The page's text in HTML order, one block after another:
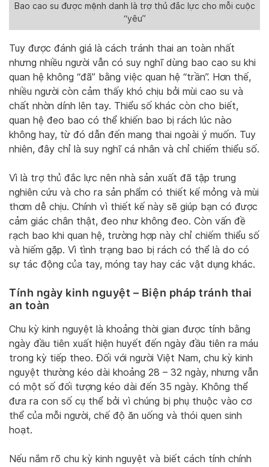
Bao cao su được mệnh danh là trợ thủ đắc lực cho mỗi cuộc
“yêu”
Tuy được đánh giá là cách tránh thai an toàn nhất
nhưng nhiều người vẫn có suy nghĩ dùng bao cao su khi
quan hệ không “đã” bằng việc quan hệ “trần”. Hơn thế,
nhiều người còn cảm thấy khó chịu bởi mùi cao su và
chất nhờn dính lên tay. Thiểu số khác còn cho biết,
quan hệ đeo bao có thể khiến bao bị rách lúc nào
không hay, từ đó dẫn đến mang thai ngoài ý muốn. Tuy
nhiên, đây chỉ là suy nghĩ cá nhân và chỉ chiếm thiểu số.
Vì là trợ thủ đắc lực nên nhà sản xuất đã tập trung
nghiên cứu và cho ra sản phẩm có thiết kế mỏng và mùi
thơm dễ chịu. Chính vì thiết kế này sẽ giúp bạn có được
cảm giác chân thật, đeo như không đeo. Còn vấn đề
rạch bao khi quan hệ, trường hợp này chỉ chiếm thiểu số
và hiếm gặp. Vì tình trạng bao bị rách có thể là do có
sự tác động của tay, móng tay hay các vật dụng khác.
Tính ngày kinh nguyệt – Biện pháp tránh thai
an toàn
Chu kỳ kinh nguyệt là khoảng thời gian được tính bằng
ngày đầu tiên xuất hiện huyết đến ngày đầu tiên ra máu
trong kỳ tiếp theo. Đối với người Việt Nam, chu kỳ kinh
nguyệt thường kéo dài khoảng 28 – 32 ngày, nhưng vẫn
có một số đối tượng kéo dài đến 35 ngày. Không thể
đưa ra con số cụ thể bởi vì chúng bị phụ thuộc vào cơ
thể của mỗi người, chế độ ăn uống và thói quen sinh
hoạt.
Nếu nắm rõ chu kỳ kinh nguyệt và biết cách tính chính